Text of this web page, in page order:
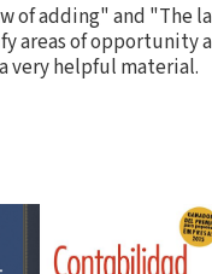
of adding" and "The
areas of opportunity
very helpful material.